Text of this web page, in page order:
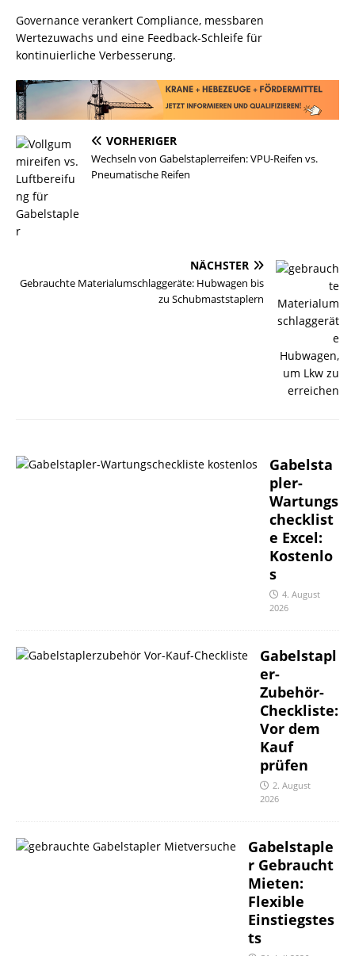
Governance verankert Compliance, messbaren
Wertezuwachs und eine Feedback-Schleife für
kontinuierliche Verbesserung.
VORHERIGER
Wechseln von Gabelstaplerreifen: VPU-Reifen vs.
Pneumatische Reifen
NÄCHSTER
Gebrauchte Materialumschlaggeräte: Hubwagen bis
zu Schubmaststaplern
Gabelsta
pler-
Wartungs
checklist
e Excel:
Kostenlo
s
4. August
2026
Gabelstapl
er-
Zubehör-
Checkliste:
Vor dem
Kauf
prüfen
2. August
2026
Gabelstaple
r Gebraucht
Mieten:
Flexible
Einstiegstes
ts